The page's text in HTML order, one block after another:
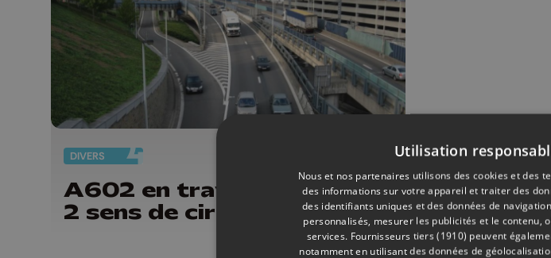
DIVERS
A602 en travaux dans les
2 sens de circulation
Utilisation
Nous et nos partenaires utilisons des cookies et des
des informations sur votre appareil et traiter des
des identifiants uniques et des données de
personnalisés, mesurer les publicités et le contenu,
services. Fournisseurs tiers (1910) peuvent
notamment en utilisant des données de